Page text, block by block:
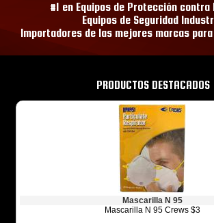
#1 en Equipos de Protección contra
Equipos de Seguridad
Importadores de las mejores marcas
PRODUCTOS DESTACADOS
Mascarilla N 95
Mascarilla N 95 Crews $3